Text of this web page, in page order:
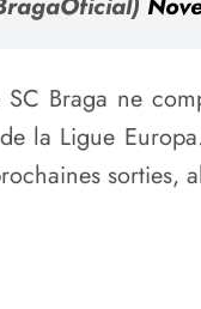
Braga ne
la Ligue
sorties,